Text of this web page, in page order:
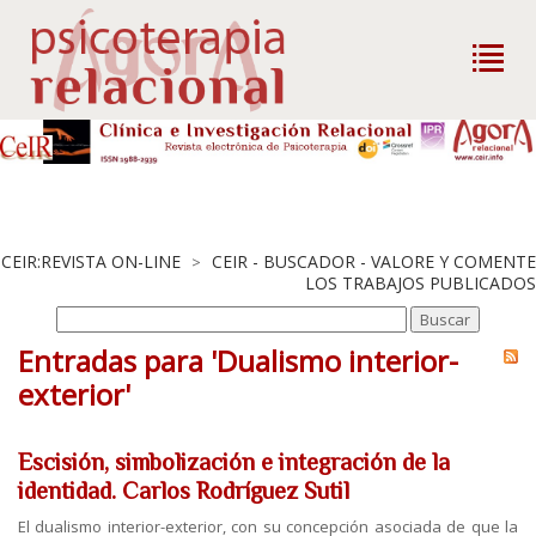
CEIR:REVISTA ON-LINE > CEIR - BUSCADOR - VALORE Y COMENTE
LOS TRABAJOS PUBLICADOS
Entradas para 'Dualismo interior-
exterior'
Escisión, simbolización e integración de la
identidad. Carlos Rodríguez Sutil
El dualismo interior-exterior, con su concepción asociada de que la